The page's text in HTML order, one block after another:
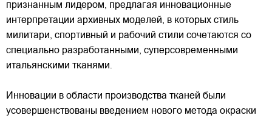
признанным лидером, предлагая инновационные
интерпретации архивных моделей, в которых стиль
милитари, спортивный и рабочий стили сочетаются со
специально разработанными, суперсовременными
итальянскими тканями.
Инновации в области производства тканей были
усовершенствованы введением нового метода окраски